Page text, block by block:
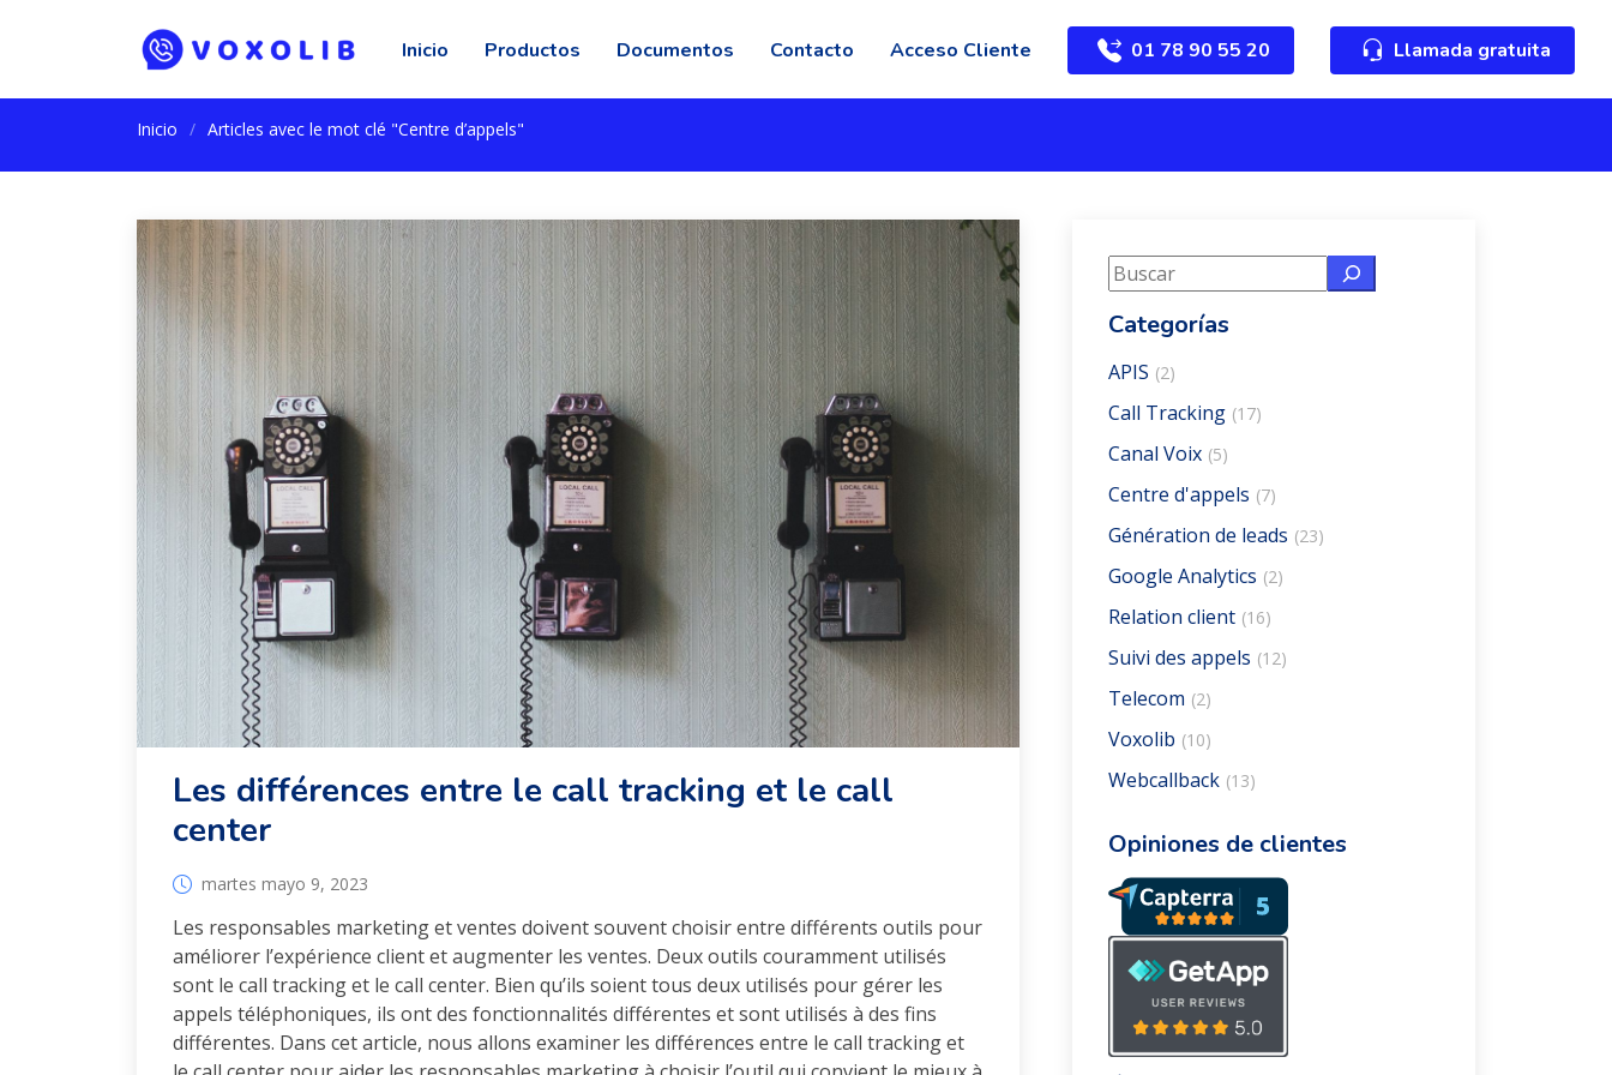
Inicio Productos Documentos Contacto Acceso Cliente 01 78 90 55 20 Llamada gratuita
Inicio Articles avec le mot clé "Centre d’appels"
Les différences entre le call tracking et le call
center
martes mayo 9, 2023
Les responsables marketing et ventes doivent souvent choisir entre différents outils pour
améliorer l’expérience client et augmenter les ventes. Deux outils couramment utilisés
sont le call tracking et le call center. Bien qu’ils soient tous deux utilisés pour gérer les
appels téléphoniques, ils ont des fonctionnalités différentes et sont utilisés à des fins
différentes. Dans cet article, nous allons examiner les différences entre le call tracking et
Buscar
Categorías
APIS (2)
Call Tracking (17)
Canal Voix (5)
Centre d'appels (7)
Génération de leads (23)
Google Analytics (2)
Relation client (16)
Suivi des appels (12)
Telecom (2)
Voxolib (10)
Webcallback (13)
Opiniones de clientes